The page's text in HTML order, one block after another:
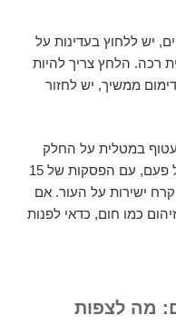
יש ללחוץ בעדינות על
רכה. הלחץ צריך להיות
15 דקות. אם הדימום ממשיך, יש לחזור
במטלית על החלק
החיצוני של הפנים למשך 15 דקות כל פעם, עם הפסקות של 15
ישירות על העור. אם
כמו חום, כדאי לפנות
מה לצפות